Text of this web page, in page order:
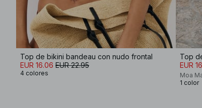
Top de bikini bandeau con nudo frontal
EUR 16.06 EUR 22.95
4 colores
Top
EUR
Moa
1 color